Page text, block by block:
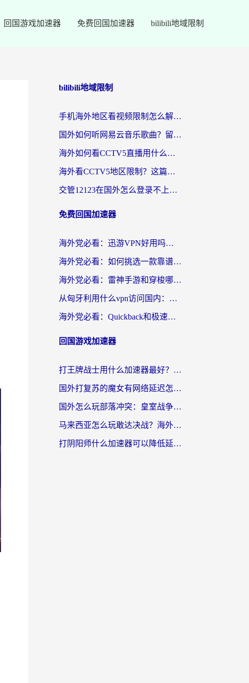
回国游戏加速器 免费回国加速器 bilibili地域限制
bilibili地域限制
手机海外地区看视频限制怎么解决？留学生亲测有效的回国加速器指南
国外如何听网易云音乐歌曲？留学生亲测有效的回国加速方案
海外如何看CCTV5直播用什么平台？2026最新指南：看欧洲杯、中超、奥运不再卡
海外看CCTV5地区限制？这篇指南帮你流畅看欧洲杯、NBA还听中文解说
交管12123在国外怎么登录不上？海外华人必看的回国加速器选择指南
免费回国加速器
海外党必看：迅游VPN好用吗？和OurPlay VPN对比哪个回国效果更好？附真实体验测评
海外党必看：如何挑选一款靠谱的PC端VPN，让回国冲浪不再卡顿
海外党必看：雷神手游和穿梭哪个好？3步教你选对回国加速器（附实测对比）
从匈牙利用什么vpn访问国内：一份海外游子的网络归乡指南
海外党必看：Quickback和极速穿梭VPN好用吗？3步选对回国加速器实现无缝刷国内资源
回国游戏加速器
打王牌战士用什么加速器最好？海外玩家的终极选择指南
国外打复苏的魔女有网络延迟怎么办？2026海外玩家国服游戏加速全攻略
国外怎么玩部落冲突：皇室战争不卡？海外玩家畅玩国服游戏终极指南
马来西亚怎么玩敢达决战？海外党国服游戏加速避坑指南（附实测推荐）
打阴阳师什么加速器可以降低延迟？海外玩家的真实困境与破局